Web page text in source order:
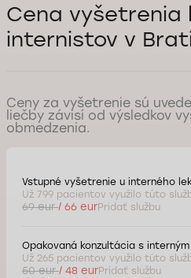
Cena vyšetrenia
internistov v
Ceny za vyšetrenie sú
liečby závisí od výsledkov
obmedzenia.
Vstupné vyšetrenie u interného
Už 799 pacientov využilo túto
69 eur/ 66 eurPridať službu
Opakovaná konzultácia s
Už 265 pacientov využilo túto
50 eur/ 48 eurPridať službu